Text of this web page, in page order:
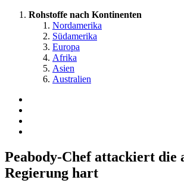
Rohstoffe nach Kontinenten
Nordamerika
Südamerika
Europa
Afrika
Asien
Australien
Peabody-Chef attackiert die
Regierung hart